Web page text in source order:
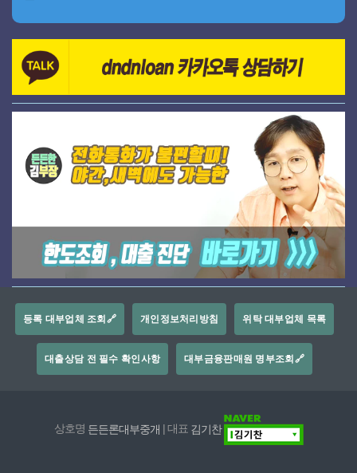
등록 대부업체 조회🔗 개인정보처리방침 위탁 대부업체 목록
대출상담 전 필수 확인사항 대부금융판매원 명부조회🔗
상호명 든든론대부중개 | 대표김기찬